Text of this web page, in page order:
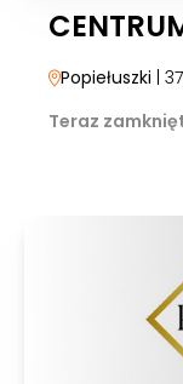
Popiełuszki |
Teraz